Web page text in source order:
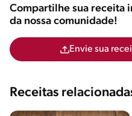
Compartilhe sua receita
da nossa comunidade!
Envie sua
Receitas